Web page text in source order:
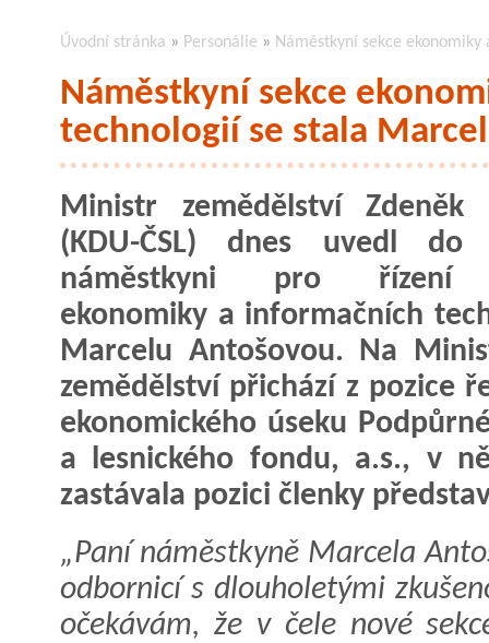
Úvodní stránka » Personálie » Náměstkyní sekce
Náměstkyní sekce
technologií se stala
Ministr zemědělství Zdeněk
(KDU-ČSL) dnes uvedl do
náměstkyni pro řízení
ekonomiky a informačních
Marcelu Antošovou. Na
zemědělství přichází z pozice
ekonomického úseku
a lesnického fondu, a.s., v
zastávala pozici členky
„Paní náměstkyně Marcela
odbornicí s dlouholetými
očekávám, že v čele nové